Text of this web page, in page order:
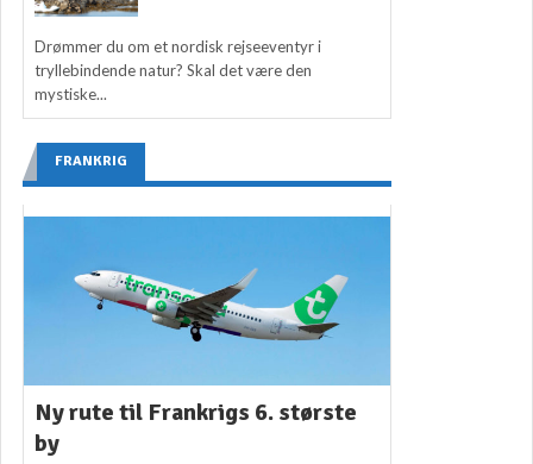
Drømmer du om et nordisk rejseeventyr i
tryllebindende natur? Skal det være den
mystiske...
FRANKRIG
Ny rute til Frankrigs 6. største
by